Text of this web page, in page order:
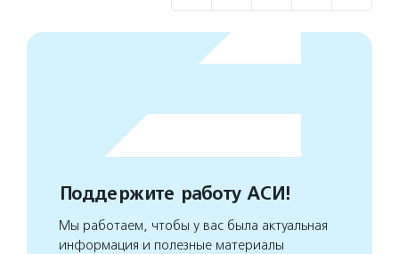
Поддержите работу АСИ!
Мы работаем, чтобы у вас была актуальная
информация и полезные материалы